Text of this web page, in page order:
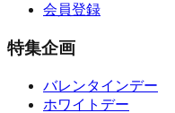
会員登録
特集企画
バレンタインデー
ホワイトデー